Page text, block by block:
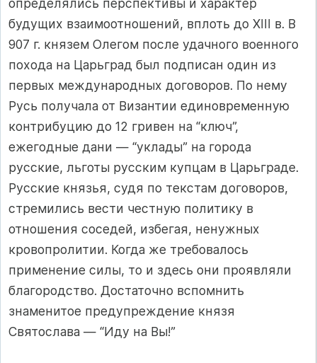
определялись перспективы и характер
будущих взаимоотношений, вплоть до XIII в. В
907 г. князем Олегом после удачного военного
похода на Царьград был подписан один из
первых международных договоров. По нему
Русь получала от Византии единовременную
контрибуцию до 12 гривен на “ключ”,
ежегодные дани — “уклады” на города
русские, льготы русским купцам в Царьграде.
Русские князья, судя по текстам договоров,
стремились вести честную политику в
отношения соседей, избегая, ненужных
кровопролитии. Когда же требовалось
применение силы, то и здесь они проявляли
благородство. Достаточно вспомнить
знаменитое предупреждение князя
Святослава — “Иду на Вы!”